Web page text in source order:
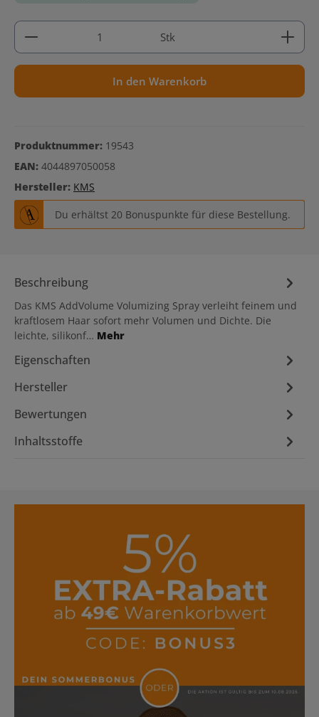
Produkt Anzahl: Gib den gewünschten Wert ein
Stk
In den Warenkorb
Produktnummer: 19543
EAN: 4044897050058
Hersteller: KMS
Du erhältst 20 Bonuspunkte für diese Bestellung.
Beschreibung
Das KMS AddVolume Volumizing Spray verleiht feinem und
kraftlosem Haar sofort mehr Volumen und Dichte. Die
leichte, silikonf… Mehr
Eigenschaften
Hersteller
Bewertungen
Inhaltsstoffe